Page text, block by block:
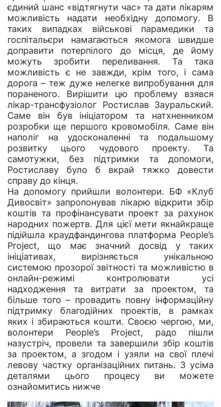
єдиний шанс «відтягнути час» та дати лікарям
можливість надати необхідну допомогу. В
таких випадках військові парамедики та
госпітальєри намагаються якомога швидше
доправити потерпілого до місця, де йому
можуть зробити переливання. Та така
можливість є не завжди, крім того, і сама
дорога – теж дуже нелегке випробування для
пораненого. Вирішити цю проблему взявся
лікар-трансфузіолог Ростислав Зауральский.
Саме він був ініціатором та натхненником
розробки ще першого кровомобіля. Саме він
наполіг на удосконаленні та подальшому
розвитку цього чудового проекту. Та
самотужки, без підтримки та допомоги,
Ростиславу було б вкрай тяжко довести
справу до кінця.
На допомогу прийшли волонтери. БФ «Клуб
Дивосвіт» запропонував лікарю відкрити збір
коштів та профінансувати проект за рахунок
народних пожертв. Для цієї мети якнайкраще
підійшла краудфандингова платформа People’s
Project, що має значний досвід у таких
ініціативах, вирізняється унікальною
системою прозорої звітності та можливістю в
онлайн-режимі контролювати усі
надходження та витрати за проектом, та
більше того – провадить повну інформаційну
підтримку благодійних проектів, в рамках
яких і збираються кошти. Своєю чергою, ми,
волонтери People’s Project, радо пішли
назустріч, провели та завершили збір коштів
за проектом, а згодом і узяли на свої плечі
левову частку організаційних питань. З усіма
деталями цього процесу ви можете
ознайомитись нижче